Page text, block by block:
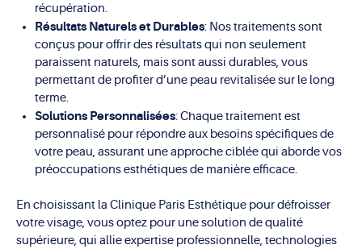
récupération.
Résultats Naturels et Durables: Nos traitements sont
conçus pour offrir des résultats qui non seulement
paraissent naturels, mais sont aussi durables, vous
permettant de profiter d’une peau revitalisée sur le long
terme.
Solutions Personnalisées: Chaque traitement est
personnalisé pour répondre aux besoins spécifiques de
votre peau, assurant une approche ciblée qui aborde vos
préoccupations esthétiques de manière efficace.
En choisissant la Clinique Paris Esthétique pour défroisser
votre visage, vous optez pour une solution de qualité
supérieure, qui allie expertise professionnelle, technologies